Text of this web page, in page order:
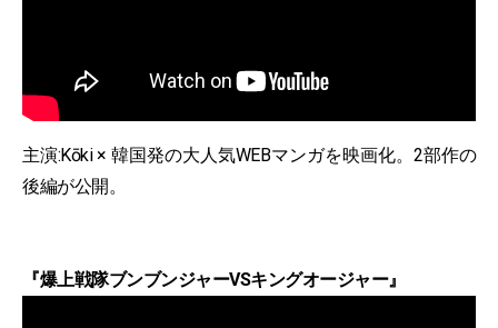
主演:Kōki × 韓国発の大人気WEBマンガを映画化。2部作の
後編が公開。
『爆上戦隊ブンブンジャーVSキングオージャー』